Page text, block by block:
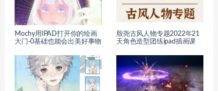
Mochy用IPAD打开你的绘画
大门-0基础也能会出美好事物
殷尧古风人物专题2022年21
天角色造型团练ipad插画课